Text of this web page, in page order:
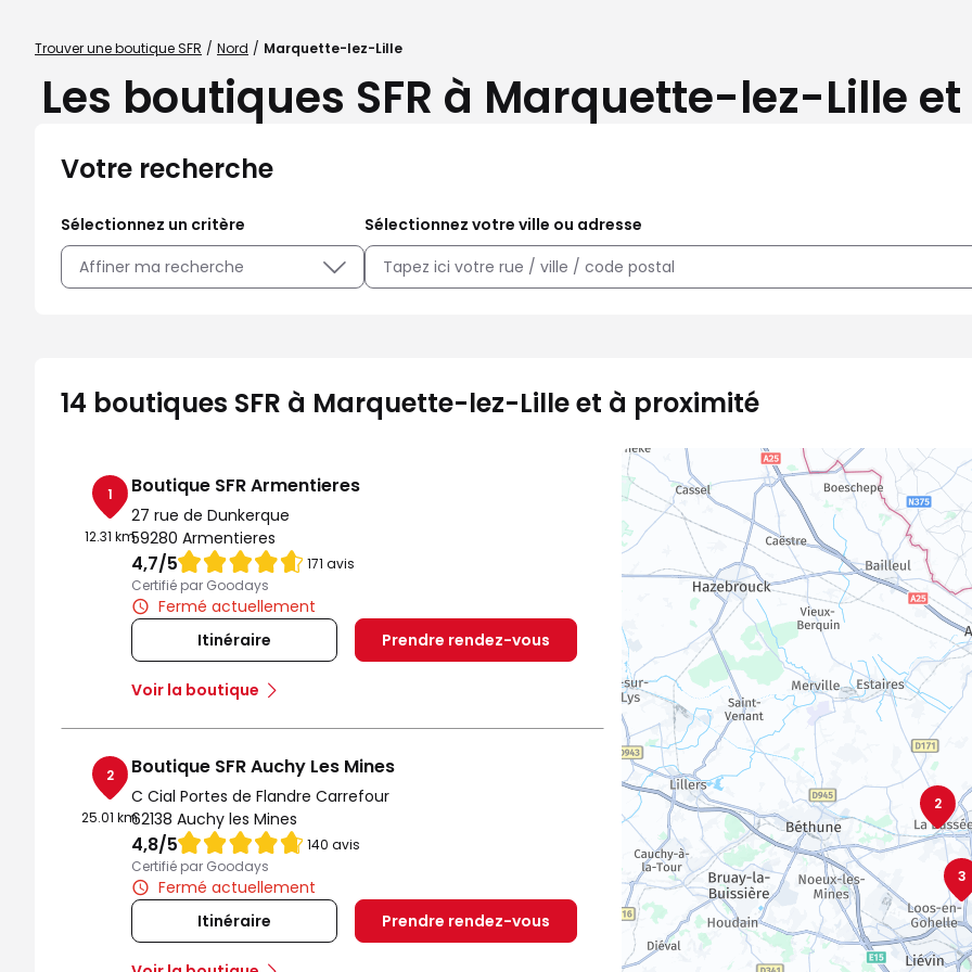
Trouver une boutique SFR Nord Marquette-lez-Lille
Les boutiques SFR à Marquette-lez-Lille
Votre recherche
Sélectionnez un critère
Affiner ma recherche
Sélectionnez votre ville ou adresse
14 boutiques SFR à Marquette-lez-Lille et à proximité
1
12.31 km
Boutique SFR Armentieres
27 rue de Dunkerque
59280 Armentieres
4,7/5Note de 4.7 sur 5
171 avis
Certifié par Goodays
Fermé actuellement
Itinéraire
Prendre rendez-vous
Voir la boutique
2
25.01 km
Boutique SFR Auchy Les Mines
C Cial Portes de Flandre Carrefour
62138 Auchy les Mines
4,8/5Note de 4.8 sur 5
140 avis
Certifié par Goodays
Fermé actuellement
Itinéraire
Prendre rendez-vous
3
2